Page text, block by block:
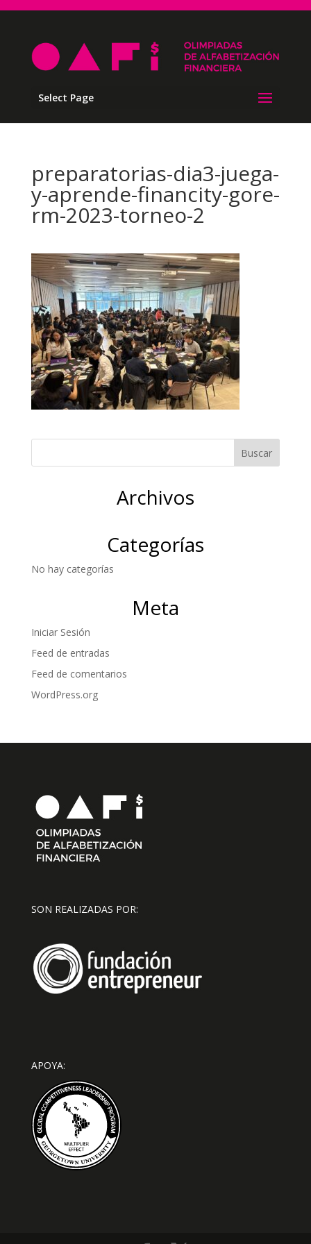
Select Page
preparatorias-dia3-juega-
y-aprende-financity-gore-
rm-2023-torneo-2
Archivos
Categorías
No hay categorías
Meta
Iniciar Sesión
Feed de entradas
Feed de comentarios
WordPress.org
SON REALIZADAS POR:
APOYA: